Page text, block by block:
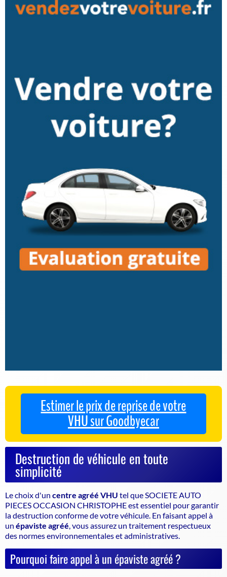
Estimer le prix de reprise de votre
VHU sur Goodbyecar
Destruction de véhicule en toute
simplicité
Le choix d'un centre agréé VHU tel que SOCIETE AUTO
PIECES OCCASION CHRISTOPHE est essentiel pour garantir
ladestruction conformede votre véhicule. En faisant appel à
un épaviste agréé , vous assurez un traitement respectueux
des normes environnementales et administratives.
Pourquoi faire appel à un épaviste agréé ?